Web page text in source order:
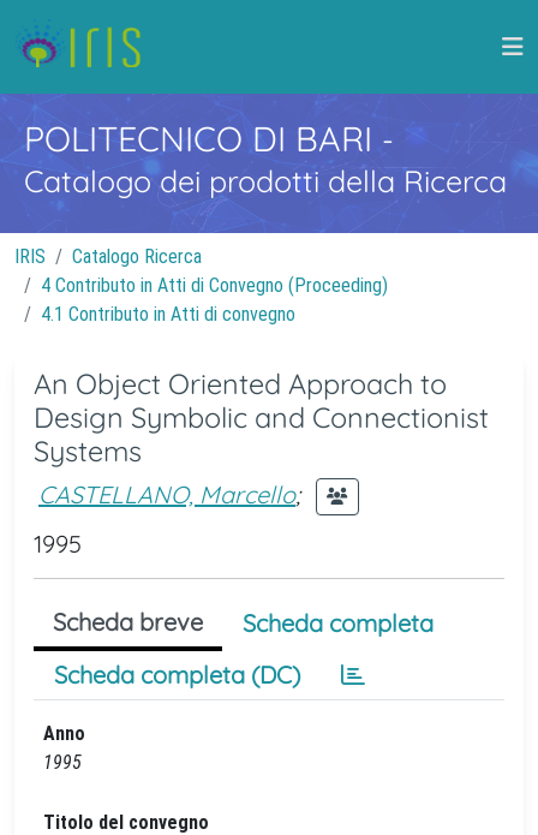
POLITECNICO DI BARI -
Catalogo dei prodotti della Ricerca
IRIS
Catalogo Ricerca
4 Contributo in Atti di Convegno (Proceeding)
4.1 Contributo in Atti di convegno
An Object Oriented Approach to
Design Symbolic and Connectionist
Systems
CASTELLANO, Marcello;
1995
Scheda breve
Scheda completa
Scheda completa (DC)
Anno
1995
Titolo del convegno